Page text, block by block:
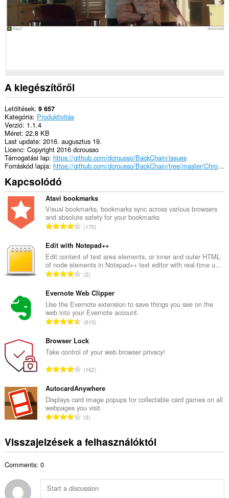
A kiegészítőről
Letöltések 9 657
Kategória Produktivitás
Verzió 1.1.4
Méret 22,8 KB
Last update 2016. augusztus 19.
Licenc Copyright 2016 dcrousso
Támogatási lap https://github.com/dcrousso/BackChain/issues
Forráskód lapja
https://github.com/dcrousso/BackChain/tree/master/Chrome
Kapcsolódó
Atavi bookmarks
Visual bookmarks, bookmarks sync across various browsers
and absolute safety for your bookmarks
Ö
s
z
e
s
r
t
é
k
e
s
z
á
m
a
170
Edit with Notepad++
Edit content of text area elements, or inner and outer HTML
of node elements in Notepad++ text editor with real-time u...
Ö
s
z
e
s
r
é
k
e
l
é
s
z
á
:
2
Evernote Web Clipper
Use the Evernote extension to save things you see on the
web into your Evernote account.
Ö
s
z
s
r
t
é
k
l
é
z
610
Browser Lock
Take control of your web browser privacy!
Ö
s
z
e
s
r
t
e
l
162
AutocardAnywhere
Displays card image popups for collectable card games on all
webpages you visit.
Ö
z
é
r
5
Visszajelzések a felhasználóktól
Comments: 0